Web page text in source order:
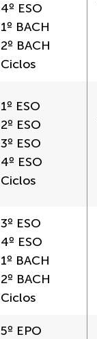
4º ESO
1º BACH
2º BACH
Ciclos
1º ESO
2º ESO
3º ESO
4º ESO
Ciclos
3º ESO
4º ESO
1º BACH
2º BACH
Ciclos
5º EPO